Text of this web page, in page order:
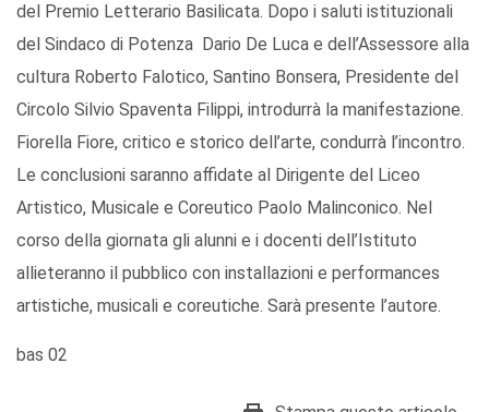
del Premio Letterario Basilicata. Dopo i saluti istituzionali
del Sindaco di Potenza Dario De Luca e dell’Assessore alla
cultura Roberto Falotico, Santino Bonsera, Presidente del
Circolo Silvio Spaventa Filippi, introdurrà la manifestazione.
Fiorella Fiore, critico e storico dell’arte, condurrà l’incontro.
Le conclusioni saranno affidate al Dirigente del Liceo
Artistico, Musicale e Coreutico Paolo Malinconico. Nel
corso della giornata gli alunni e i docenti dell’Istituto
allieteranno il pubblico con installazioni e performances
artistiche, musicali e coreutiche. Sarà presente l’autore.
bas 02